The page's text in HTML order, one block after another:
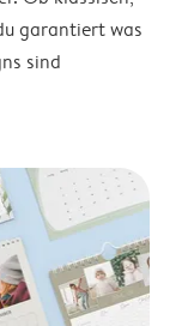
garantiert was
sind